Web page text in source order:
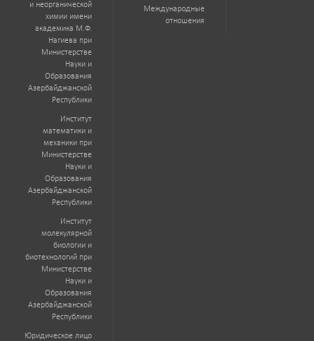
и неорганической
химии имени
академика М.Ф.
Нагиева при
Министерстве
Науки и
Образования
Азербайджанской
Республики
Институт
математики и
механики при
Министерстве
Науки и
Образования
Азербайджанской
Республики
Институт
молекулярной
биологии и
биотехнологий при
Министерстве
Науки и
Образования
Азербайджанской
Республики
Юридическое лицо
Международные
отношения